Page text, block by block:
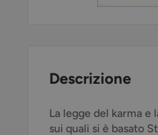
Descrizione
La legge del karma
sui quali si è basato